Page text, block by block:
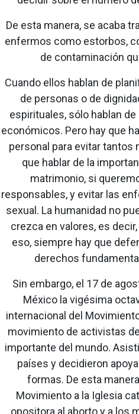
De esta manera, se acaba
enfermos como estorbos,
de contaminación
Cuando ellos hablan de
de personas o de
espirituales, sólo hablan
económicos. Pero hay que
personal para evitar tantos
que hablar de la
matrimonio, si
responsables, y evitar las
sexual. La humanidad no
crezca en valores, es
eso, siempre hay que
derechos
Sin embargo, el 17 de
México la vigésima
internacional del
movimiento de activistas
importante del mundo.
países y decidieron
formas. De esta
Movimiento a la Iglesia
opositora al aborto y a los